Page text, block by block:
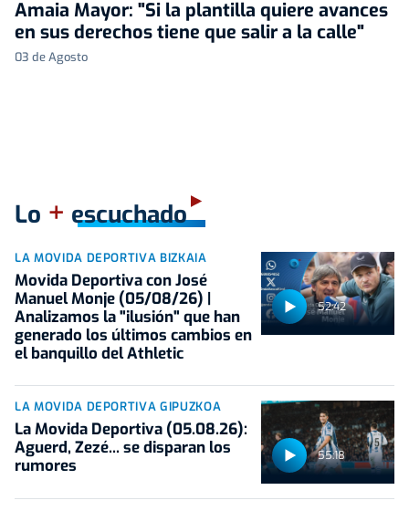
Amaia Mayor: "Si la plantilla quiere avances
en sus derechos tiene que salir a la calle"
03 de Agosto
Lo + escuchado
52:42
LA MOVIDA DEPORTIVA BIZKAIA
Movida Deportiva con José
Manuel Monje (05/08/26) |
Analizamos la "ilusión" que han
generado los últimos cambios en
el banquillo del Athletic
55:18
LA MOVIDA DEPORTIVA GIPUZKOA
La Movida Deportiva (05.08.26):
Aguerd, Zezé... se disparan los
rumores